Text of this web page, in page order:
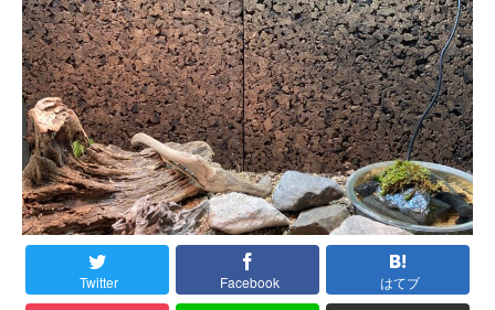
Twitter Facebook はてブ